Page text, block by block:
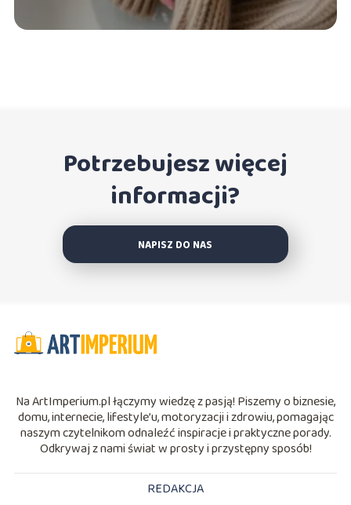
Potrzebujesz więcej
informacji?
NAPISZ DO NAS
Na ArtImperium.pl łączymy wiedzę z pasją! Piszemy o biznesie,
domu, internecie, lifestyle’u, motoryzacji i zdrowiu, pomagając
naszym czytelnikom odnaleźć inspiracje i praktyczne porady.
Odkrywaj z nami świat w prosty i przystępny sposób!
REDAKCJA